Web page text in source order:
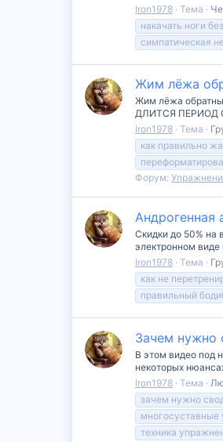
Iron1978 Тема
накачать ноги
симпатическая
Жим лёжа
Жим лёжа
ДЛИТСЯ ПЕРИОД
Iron1978 Тема
как правильно
Форум:
Андрогенная
Скидки до 50% на
электронном виде
Iron1978 Тема
как не
правильный
Зачем нужно
В этом видео под
некоторых
Iron1978 Тема
зачем нужно
многосуставные
техника